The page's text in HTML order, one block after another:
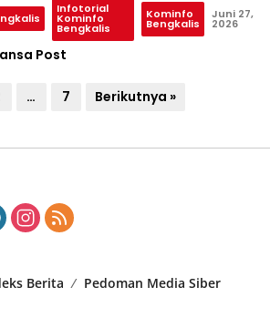
Infotorial
Kominfo
Bengkalis
Kominfo
Bengkalis
Juni 27,
2026
Post
… 7 Berikutnya »
Berita
Pedoman Media Siber